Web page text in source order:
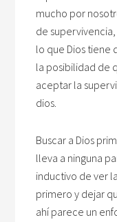
mucho por
de
lo que Dios tiene
la posibilidad de
aceptar la
dios.
Buscar a Dios
lleva a ninguna
inductivo de ver
primero y dejar
ahí parece un